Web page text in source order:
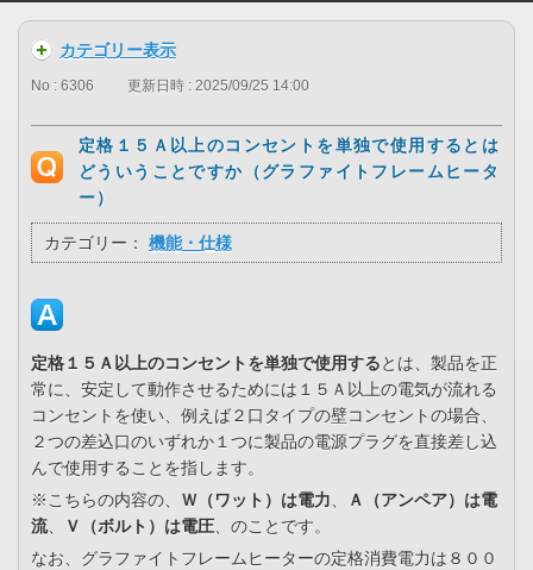
カテゴリー表示
No : 6306 更新日時 : 2025/09/25 14:00
定格１５Ａ以上のコンセントを単独で使用するとは
どういうことですか（グラファイトフレームヒータ
ー）
カテゴリー： 機能・仕様
定格１５Ａ以上のコンセントを単独で使用するとは、製品を正
常に、安定して動作させるためには１５Ａ以上の電気が流れる
コンセントを使い、例えば２口タイプの壁コンセントの場合、
２つの差込口のいずれか１つに製品の電源プラグを直接差し込
んで使用することを指します。
※こちらの内容の、 Ｗ（ワット）は電力、
Ａ（アンペア）は電
流、 Ｖ（ボルト）は電圧、のことです。
なお、グラファイトフレームヒーターの定格消費電力は８００